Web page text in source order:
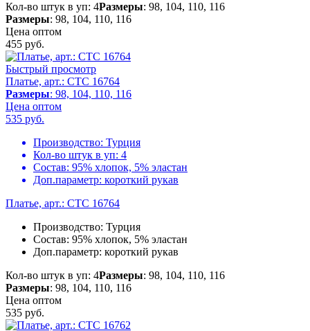
Кол-во штук в уп: 4Размеры: 98, 104, 110, 116
Размеры: 98, 104, 110, 116
Цена оптом
455 руб.
Быстрый просмотр
Платье, арт.: CTC 16764
Размеры: 98, 104, 110, 116
Цена оптом
535 руб.
Производство: Турция
Кол-во штук в уп: 4
Состав: 95% хлопок, 5% эластан
Доп.параметр: короткий рукав
Платье, арт.: CTC 16764
Производство: Турция
Состав: 95% хлопок, 5% эластан
Доп.параметр: короткий рукав
Кол-во штук в уп: 4Размеры: 98, 104, 110, 116
Размеры: 98, 104, 110, 116
Цена оптом
535 руб.